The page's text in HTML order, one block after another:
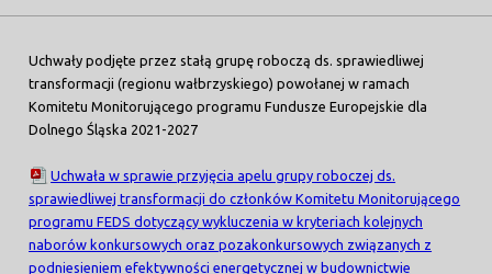
Uchwały podjęte przez stałą grupę roboczą ds. sprawiedliwej
transformacji (regionu wałbrzyskiego) powołanej w ramach
Komitetu Monitorującego programu Fundusze Europejskie dla
Dolnego Śląska 2021-2027
Uchwała w sprawie przyjęcia apelu grupy roboczej ds.
sprawiedliwej transformacji do członków Komitetu Monitorującego
programu FEDS dotyczący wykluczenia w kryteriach kolejnych
naborów konkursowych oraz pozakonkursowych związanych z
podniesieniem efektywności energetycznej w budownictwie